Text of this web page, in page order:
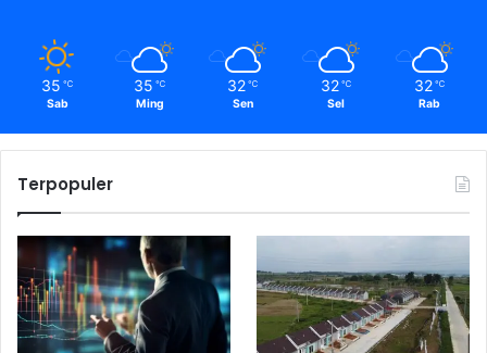
35 ℃
Sab
35 ℃
Ming
32 ℃
Sen
32 ℃
Sel
32 ℃
Rab
Terpopuler